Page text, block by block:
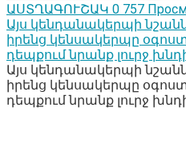
ԱՍՏՂԱԳՈՒՇԱԿ 0 757
Այս կենդանակերպի
իրենց կենսակերպը
դեպքում նրանք լուրջ
Այս կենդանակերպի
իրենց կենսակերպը
դեպքում նրանք լուրջ